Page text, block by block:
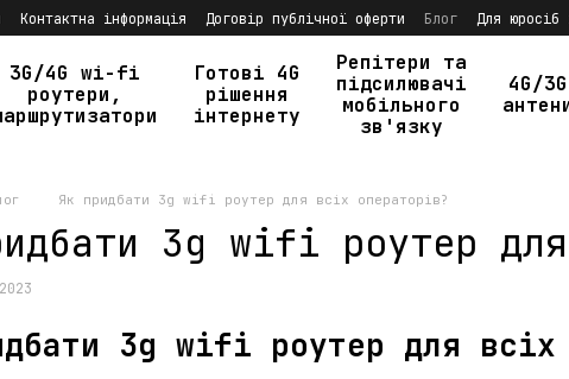
Контактна інформація Договір публічної оферти Блог
Для юросіб
3G/4G wi-fi
роутери,
Готові 4G
рішення
інтернету
Репітери та
підсилювачі
мобільного
зв'язку
4G/3G
Як придбати 3g wifi роутер для всіх операторів?
3g wifi роутер для
3g wifi роутер для всіх